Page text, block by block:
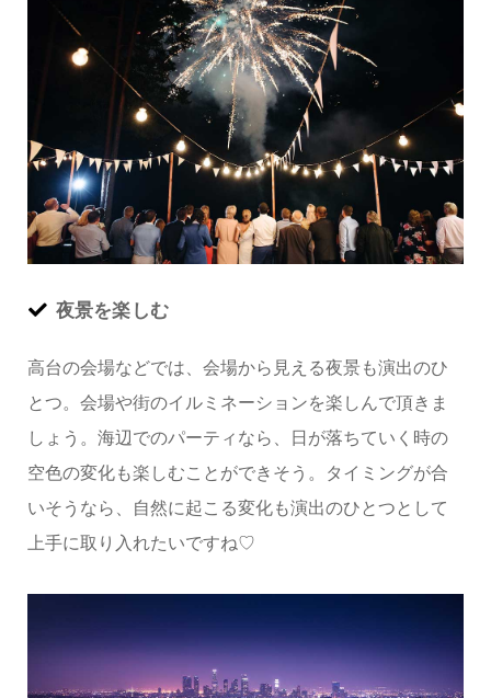
夜景を楽しむ
高台の会場などでは、会場から見える夜景も演出のひ
とつ。会場や街のイルミネーションを楽しんで頂きま
しょう。海辺でのパーティなら、日が落ちていく時の
空色の変化も楽しむことができそう。タイミングが合
いそうなら、自然に起こる変化も演出のひとつとして
上手に取り入れたいですね♡